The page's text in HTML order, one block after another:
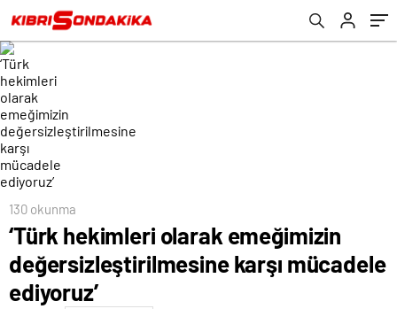
ediyoruz’
130 okunma
‘Türk hekimleri olarak emeğimizin
değersizleştirilmesine karşı mücadele
ediyoruz’